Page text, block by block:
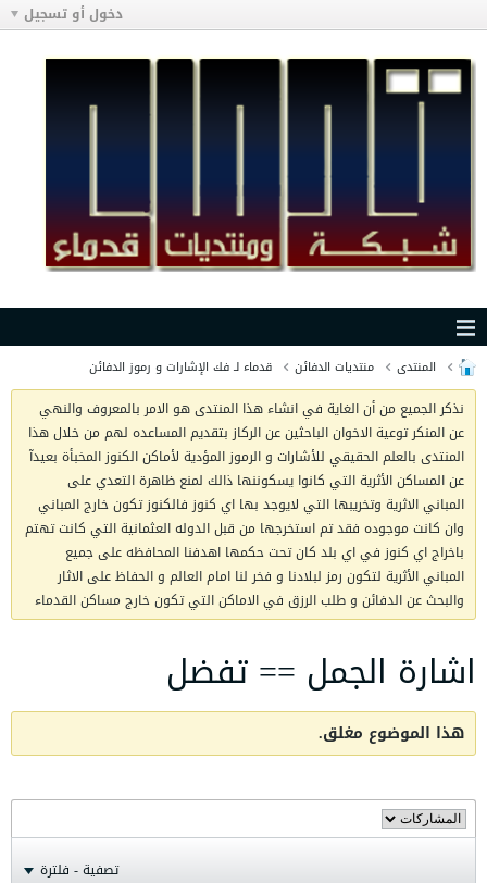
دخول أو تسجيل
المنتدى منتديات الدفائن قدماء لـ فك الإشارات و رموز الدفائن
نذكر الجميع من أن الغاية في انشاء هذا المنتدى هو الامر بالمعروف والنهي
عن المنكر توعية الاخوان الباحثين عن الركاز بتقديم المساعده لهم من خلال هذا
المنتدى بالعلم الحقيقي للأشارات و الرموز المؤدية لأماكن الكنوز المخبأة بعيدآ
عن المساكن الأثرية التي كانوا يسكوننها ذالك لمنع ظاهرة التعدي على
المباني الاثرية وتخريبها التي لايوجد بها اي كنوز فالكنوز تكون خارج المباني
وان كانت موجوده فقد تم استخرجها من قبل الدوله العثمانية التي كانت تهتم
باخراج اي كنوز في اي بلد كان تحت حكمها اهدفنا المحافظه على جميع
المباني الأثرية لتكون رمز لبلادنا و فخر لنا امام العالم و الحفاظ على الاثار
والبحث عن الدفائن و طلب الرزق في الاماكن التي تكون خارج مساكن القدماء
اشارة الجمل == تفضل
هذا الموضوع مغلق.
تصفية - فلترة